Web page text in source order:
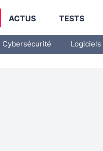
ACTUS TESTS
Cybersécurité Logiciels